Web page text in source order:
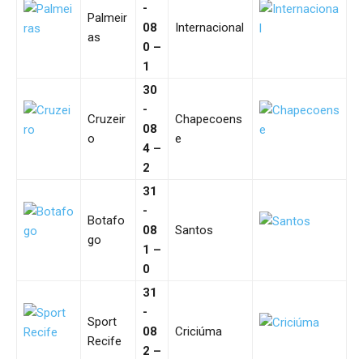
Palmeir
as
-
08
0 –
1
Internacional
Cruzeir
o
30
-
08
4 –
2
Chapecoens
e
Botafo
go
31
-
08
1 –
0
Santos
Sport
Recife
31
-
08
2 –
Criciúma